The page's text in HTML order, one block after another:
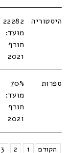
היסטוריה
22282
מועד:
חורף
2021
ספרות
70%
מועד:
חורף
2021
הקודם 1
2
3